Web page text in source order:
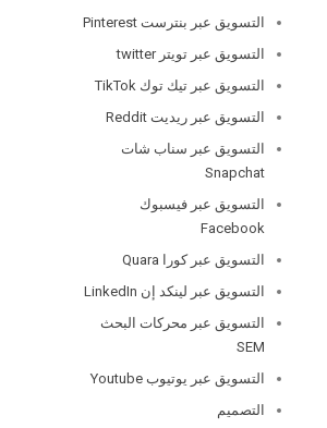
التسويق عبر بنترست Pinterest
التسويق عبر تويتر twitter
التسويق عبر تيك توك TikTok
التسويق عبر ريديت Reddit
التسويق عبر سناب شات
Snapchat
التسويق عبر فيسبوك
Facebook
التسويق عبر كورا Quara
التسويق عبر لينكد إن LinkedIn
التسويق عبر محركات البحث
SEM
التسويق عبر يوتيوب Youtube
التصميم